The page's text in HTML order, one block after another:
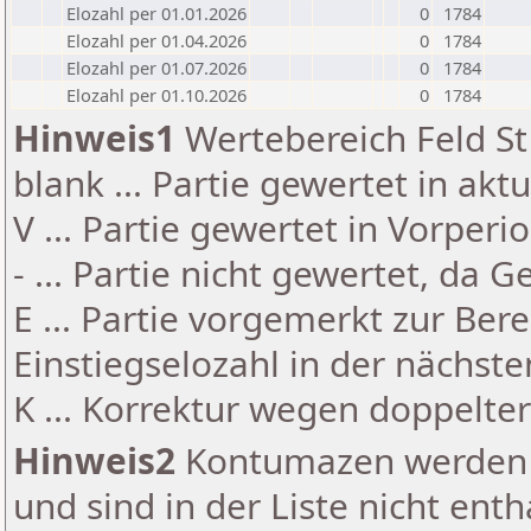
Elozahl per 01.01.2026
0
1784
Elozahl per 01.04.2026
0
1784
Elozahl per 01.07.2026
0
1784
Elozahl per 01.10.2026
0 1784
Hinweis1 Wertebereich Feld
blank ... Partie gewertet in
V ... Partie gewertet in
- ... Partie nicht gewertet, da
E ... Partie vorgemerkt zur
Einstiegselozahl in der
K ... Korrektur wegen
Hinweis2 Kontumazen
und sind in der Liste nicht